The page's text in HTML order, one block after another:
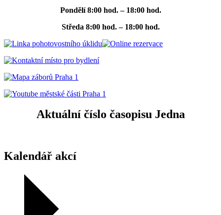
Pondělí 8:00 hod. – 18:00 hod.
Středa 8:00 hod. – 18:00 hod.
Aktuální číslo časopisu Jedna
Kalendář akcí